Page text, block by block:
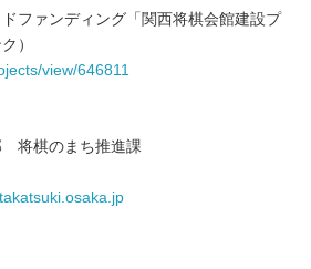
ファンディング「関西将棋会館建設プ
）
view/646811
将棋のまち推進課